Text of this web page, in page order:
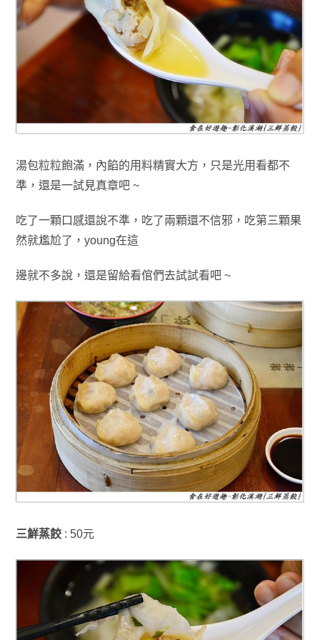
湯包粒粒飽滿，內餡的用料精實大方 ，只是光用看都不
準，還是一試見真章吧 ~
吃了一顆口感還說不準，吃了兩顆還不信邪 ，吃第三顆果
然就尷尬了，young在這
邊就不多說，還是留給看倌們去試試看吧 ~
三鮮蒸餃: 50元